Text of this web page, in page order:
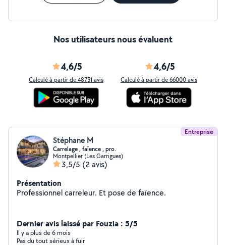
Nos utilisateurs nous évaluent
4,6/5
Calculé à partir de 48731 avis
4,6/5
Calculé à partir de 66000 avis
Entreprise
Stéphane M
Carrelage , faïence , pro.
Montpellier (Les Garrigues)
3,5/5 (2 avis)
Présentation
Professionnel carreleur. Et pose de faïence.
Dernier avis laissé par Fouzia : 5/5
Il y a plus de 6 mois
Pas du tout sérieux à fuir